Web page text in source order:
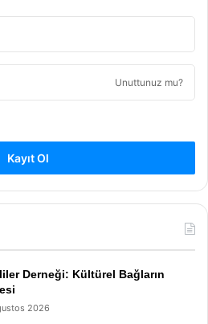
Unuttunuz mu?
Kayıt Ol
Derneği: Kültürel Bağların
2026